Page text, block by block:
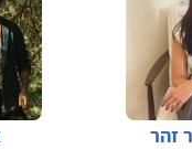
זהר